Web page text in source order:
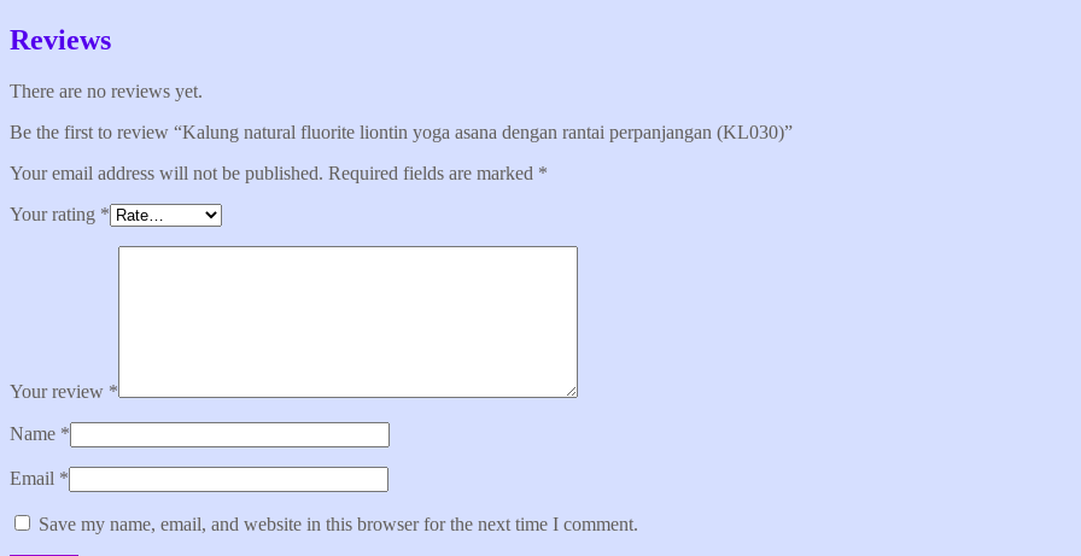
Reviews
There are no reviews yet.
Be the first to review “Kalung natural fluorite liontin yoga asana dengan rantai perpanjangan (KL030)”
Your email address will not be published. Required fields are marked *
Your rating *
Your review *
Name *
Email *
Save my name, email, and website in this browser for the next time I comment.